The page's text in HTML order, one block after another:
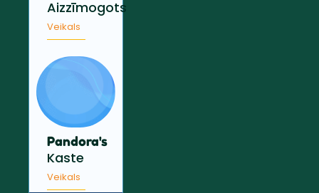
Aizzīmogots
Veikals
Pandora's
Kaste
Veikals